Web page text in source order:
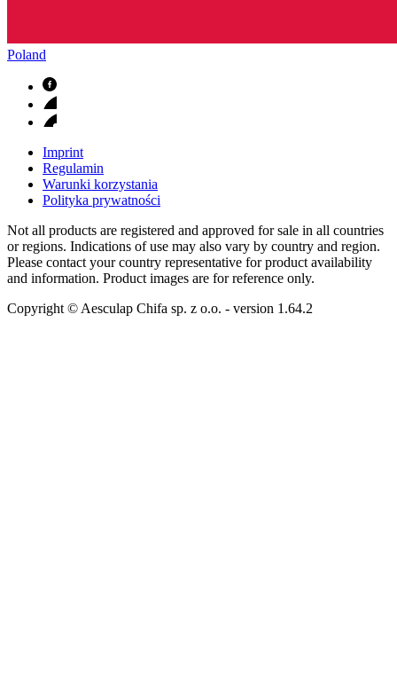
Poland
Imprint
Regulamin
Warunki korzystania
Polityka prywatności
Not all products are registered and approved for sale in all countries
or regions. Indications of use may also vary by country and region.
Please contact your country representative for product availability
and information. Product images are for reference only.
Copyright © Aesculap Chifa sp. z o.o. - version 1.64.2